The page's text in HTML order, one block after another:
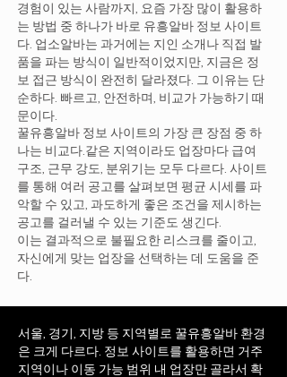
경험이 있는 사람까지, 요즘 가장 많이 활용하
는 방법 중 하나가 바로 유흥알바 정보 사이트
다. 업소알바는 과거에는 지인 소개나 직접 발
품을 파는 방식이 일반적이었지만, 지금은 정
보 접근 방식이 완전히 달라졌다. 그 이유는 단
순하다. 빠르고, 안전하며, 비교가 가능하기 때
문이다.
꿀유흥알바 정보 사이트의 가장 큰 장점 중 하
나는 비교다.같은 지역이라도 업장마다 급여
구조, 근무 강도, 분위기는 모두 다르다. 사이트
를 통해 여러 공고를 살펴보면 평균 시세를 파
악할 수 있고, 과도하게 좋은 조건을 제시하는
공고를 걸러낼 수 있는 기준도 생긴다.
이는 결과적으로 불필요한 리스크를 줄이고,
자신에게 맞는 업장을 선택하는 데 도움을 준
다.
서울, 경기, 지방 등 지역별로 꿀유흥알바 환경
은 크게 다르다. 정보 사이트를 활용하면 거주
지역이나 이동 가능 범위 내 업장만 골라서 확